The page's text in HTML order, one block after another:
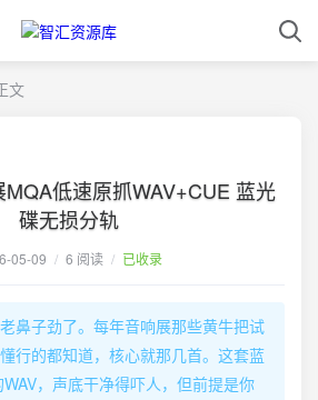
文
低速原抓WAV+CUE 蓝光
碟无损分轨
05-09 / 6 阅读 / 已收录
鼻子劲了。每年音响展那些黄牛把试
行的都知道，核心就那几首。这套蓝
，声底干净得吓人，但前提是你